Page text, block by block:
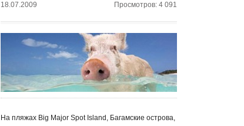
18.07.2009 Просмотров: 4 091
На пляжах Big Major Spot Island, Багамские острова,